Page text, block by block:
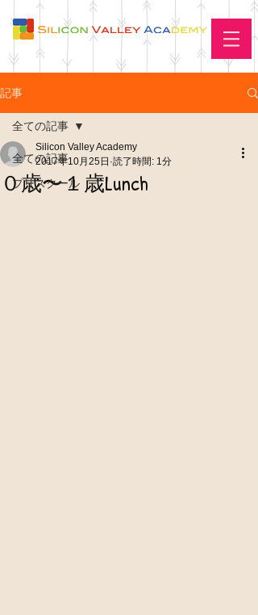
記事
全ての記事
プリスクール
全ての記事
０歳〜１歳Lunch
Silicon Valley Academy
2017年10月25日 読了時間: 1分